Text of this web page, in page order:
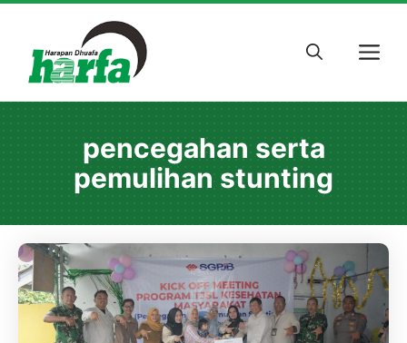
content
pencegahan serta
pemulihan stunting